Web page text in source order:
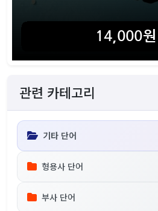
관련 카테고리
기타 단어
형용사 단어
부사 단어